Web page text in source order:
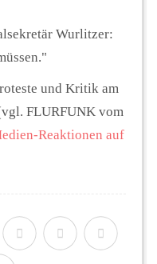
Wurlitzer:
und Kritik am
FLURFUNK vom
Reaktionen auf